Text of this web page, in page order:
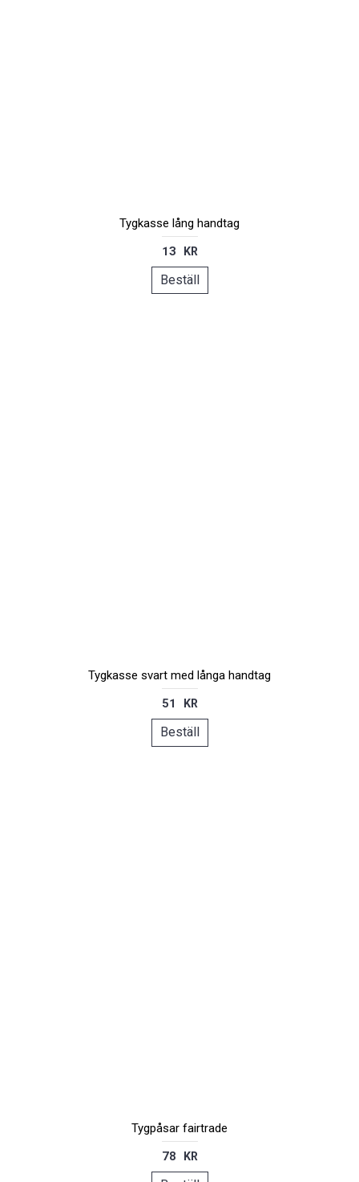
Tygkasse lång handtag
13 KR
Beställ
Tygkasse svart med långa handtag
51 KR
Beställ
Tygpåsar fairtrade
78 KR